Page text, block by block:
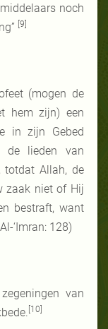
noch
[9]
(mogen de
hem zijn) een
in zijn Gebed
de lieden van
totdat Allah, de
zaak niet of Hij
bestraft, want
‘Imran: 128)
van
[10]